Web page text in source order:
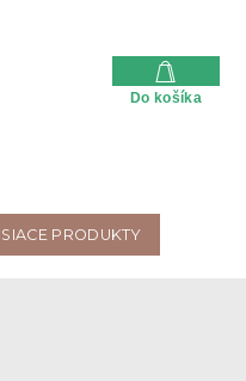
Do košíka
PRODUKTY